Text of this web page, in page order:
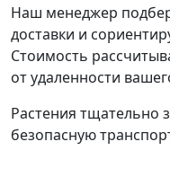
Наш менеджер
доставки и
Стоимость
от удаленности
Растения тщательно
безопасную